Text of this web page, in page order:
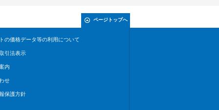
ページトップへ
の価格データ等の利用について
引法表示
内
せ
保護方針